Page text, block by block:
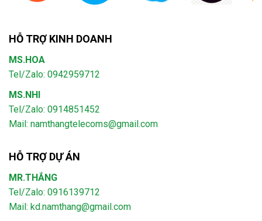
HỖ TRỢ KINH DOANH
MS.HOA
Tel/Zalo: 0942959712
MS.NHI
Tel/Zalo: 0914851452
Mail: namthangtelecoms@gmail.com
HỖ TRỢ DỰ ÁN
MR.THẮNG
Tel/Zalo: 0916139712
Mail: kd.namthang@gmail.com